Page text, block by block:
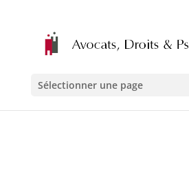
Sélectionner une page